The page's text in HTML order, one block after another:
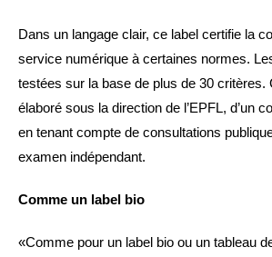
Dans un langage clair, ce label certifie la
service numérique à certaines normes.
testées sur la base de plus de 30 critères.
élaboré sous la direction de l’EPFL, d’un
en tenant compte de consultations
examen indépendant.
Comme un label bio
«Comme pour un label bio ou un tableau